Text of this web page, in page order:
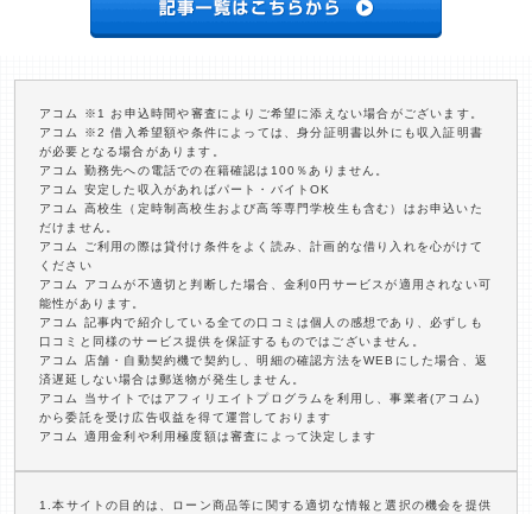
アコム ※1 お申込時間や審査によりご希望に添えない場合がございます。
アコム ※2 借入希望額や条件によっては、身分証明書以外にも収入証明書
が必要となる場合があります。
アコム 勤務先への電話での在籍確認は100％ありません。
アコム 安定した収入があればパート・バイトOK
アコム 高校生（定時制高校生および高等専門学校生も含む）はお申込いた
だけません。
アコム ご利用の際は貸付け条件をよく読み、計画的な借り入れを心がけて
ください
アコム アコムが不適切と判断した場合、金利0円サービスが適用されない可
能性があります。
アコム 記事内で紹介している全ての口コミは個人の感想であり、必ずしも
口コミと同様のサービス提供を保証するものではございません。
アコム 店舗・自動契約機で契約し、明細の確認方法をWEBにした場合、返
済遅延しない場合は郵送物が発生しません。
アコム 当サイトではアフィリエイトプログラムを利用し、事業者(アコム)
から委託を受け広告収益を得て運営しております
アコム 適用金利や利用極度額は審査によって決定します
1.本サイトの目的は、ローン商品等に関する適切な情報と選択の機会を提供